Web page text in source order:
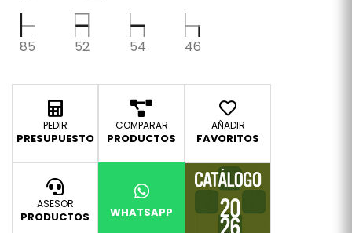
85 52 54 46
PEDIR
PRESUPUESTO
COMPARAR
PRODUCTOS
AÑADIR
FAVORITOS
ASESOR
PRODUCTOS WHATSAPP